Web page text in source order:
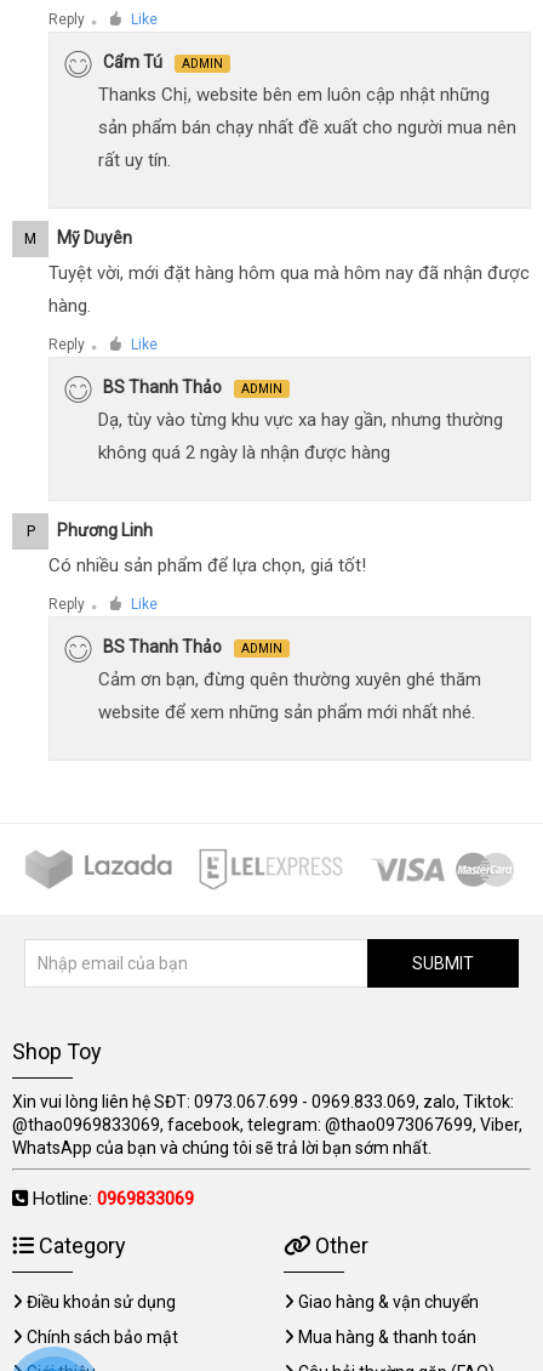
Reply ● Like
Cẩm Tú ADMIN
Thanks Chị, website bên em luôn cập nhật những
sản phẩm bán chạy nhất đề xuất cho người mua nên
rất uy tín.
M Mỹ Duyên
Tuyệt vời, mới đặt hàng hôm qua mà hôm nay đã nhận được
hàng.
Reply ● Like
BS Thanh Thảo ADMIN
Dạ, tùy vào từng khu vực xa hay gần, nhưng thường
không quá 2 ngày là nhận được hàng
P Phương Linh
Có nhiều sản phẩm để lựa chọn, giá tốt!
Reply ● Like
BS Thanh Thảo ADMIN
Cảm ơn bạn, đừng quên thường xuyên ghé thăm
website để xem những sản phẩm mới nhất nhé.
SUBMIT
Shop Toy
Xin vui lòng liên hệ SĐT: 0973.067.699 - 0969.833.069, zalo, Tiktok:
@thao0969833069, facebook, telegram: @thao0973067699, Viber,
WhatsApp của bạn và chúng tôi sẽ trả lời bạn sớm nhất.
Hotline: 0969833069
Category
Điều khoản sử dụng
Chính sách bảo mật
Other
Giao hàng & vận chuyển
Mua hàng & thanh toán